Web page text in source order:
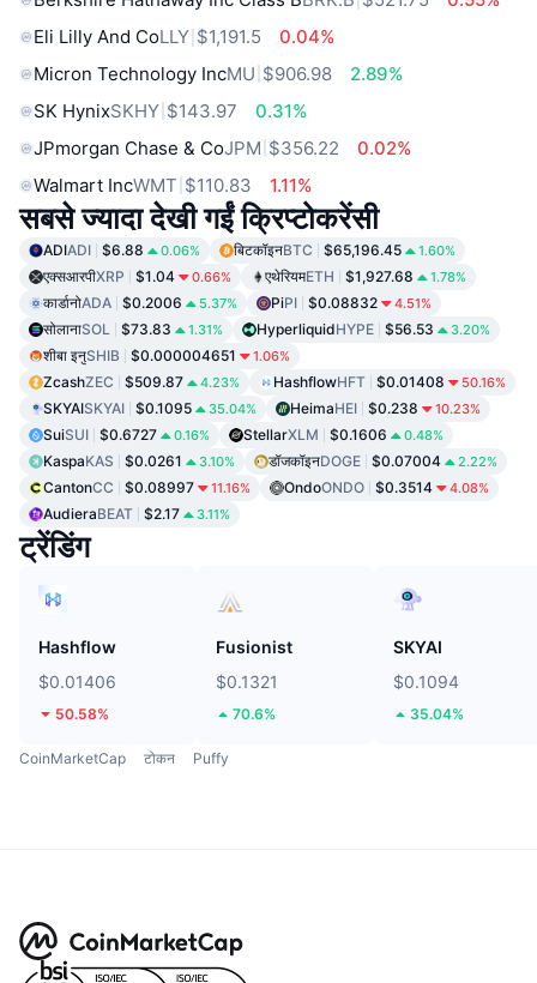
Eli Lilly And CoLLY $1,191.5
0.04%
Micron Technology IncMU $906.98
2.89%
SK HynixSKHY $143.97
0.31%
JPmorgan Chase & CoJPM $356.22
0.02%
Walmart IncWMT $110.83 1.11%
सबसे ज्यादा देखी गईं क्रिप्टोकरेंसी
ADIADI $6.88 0.06% बिटकॉइनBTC $65,196.45 1.60%
एक्सआरपीXRP $1.04 0.66% एथेरियमETH $1,927.68 1.78%
कार्डानोADA $0.2006 5.37% PiPI $0.08832 4.51%
सोलानाSOL $73.83 1.31% HyperliquidHYPE $56.53 3.20%
शीबा इनुSHIB $0.000004651 1.06%
ZcashZEC $509.87 4.23% HashflowHFT $0.01408 50.16%
SKYAISKYAI $0.1095 35.04% HeimaHEI $0.238 10.23%
SuiSUI $0.6727 0.16% StellarXLM $0.1606 0.48%
KaspaKAS $0.0261 3.10% डॉजकॉइनDOGE $0.07004 2.22%
CantonCC $0.08997 11.16% OndoONDO $0.3514 4.08%
AudieraBEAT $2.17 3.11%
ट्रेंडिंग
Hashflow
$0.01406
50.58%
Fusionist
$0.1321
70.6%
SKYAI
$0.1094
35.04%
CoinMarketCap टोकन Puffy